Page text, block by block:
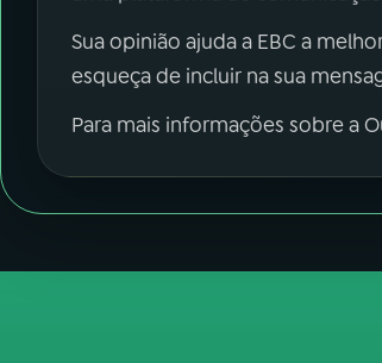
Sua opinião ajuda a EBC a
esqueça de incluir na sua
Para mais informações sobre a